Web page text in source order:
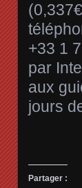
+33 1
par
aux
jours
Partager :